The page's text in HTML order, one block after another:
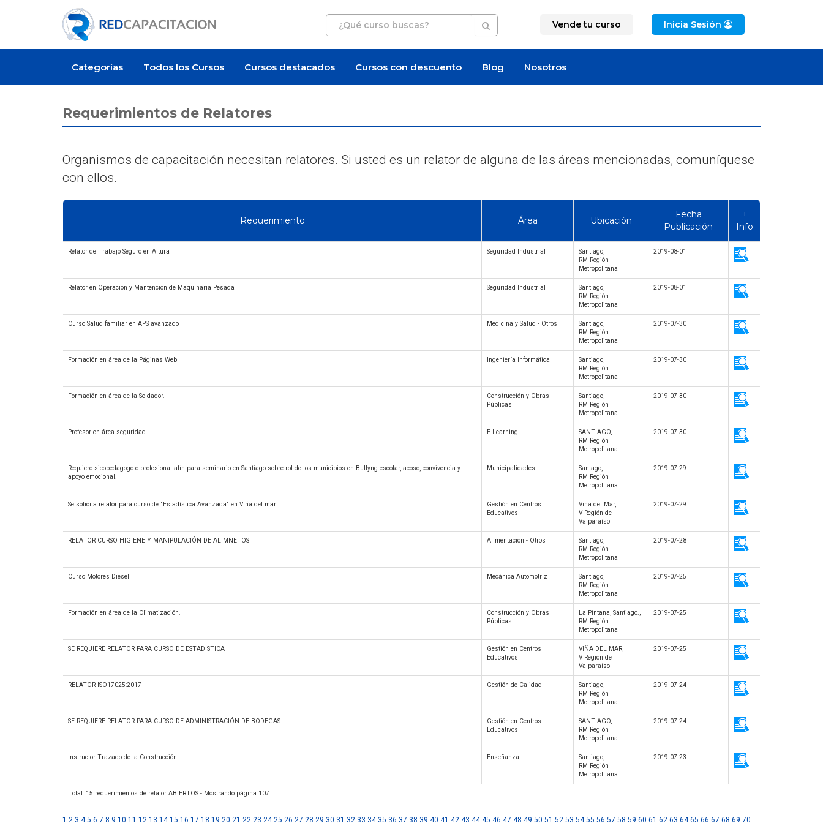
Vende tu curso Inicia Sesión
Categorías Todos los Cursos Cursos destacados Cursos con descuento Blog Nosotros
Requerimientos de Relatores
Organismos de capacitación necesitan relatores. Si usted es un relator de alguna de las áreas mencionadas, comuníquese
con ellos.
Requerimiento Área Ubicación
Fecha
Publicación
+
Info
Relator de Trabajo Seguro en Altura Seguridad Industrial
Santiago,
RM Región
Metropolitana
2019-08-01
Relator en Operación y Mantención de Maquinaria Pesada Seguridad Industrial
Santiago,
RM Región
Metropolitana
2019-08-01
Curso Salud familiar en APS avanzado Medicina y Salud - Otros
Santiago,
RM Región
Metropolitana
2019-07-30
Formación en área de la Páginas Web Ingeniería Informática
Santiago,
RM Región
Metropolitana
2019-07-30
Formación en área de la Soldador.
Construcción y Obras
Públicas
Santiago,
RM Región
Metropolitana
2019-07-30
Profesor en área seguridad E-Learning
SANTIAGO,
RM Región
Metropolitana
2019-07-30
Requiero sicopedagogo o profesional afin para seminario en Santiago sobre rol de los municipios en Bullyng escolar, acoso, convivencia y
apoyo emocional.
Municipalidades
Santago,
RM Región
Metropolitana
2019-07-29
Se solicita relator para curso de "Estadística Avanzada" en Viña del mar
Gestión en Centros
Educativos
Viña del Mar,
V Región de
Valparaíso
2019-07-29
RELATOR CURSO HIGIENE Y MANIPULACIÓN DE ALIMNETOS Alimentación - Otros
Santiago,
RM Región
Metropolitana
2019-07-28
Curso Motores Diesel Mecánica Automotriz
Santiago,
RM Región
Metropolitana
2019-07-25
Formación en área de la Climatización.
Construcción y Obras
Públicas
La Pintana, Santiago.,
RM Región
Metropolitana
2019-07-25
SE REQUIERE RELATOR PARA CURSO DE ESTADÍSTICA
Gestión en Centros
Educativos
VIÑA DEL MAR,
V Región de
Valparaíso
2019-07-25
RELATOR ISO17025:2017 Gestión de Calidad
Santiago,
RM Región
Metropolitana
2019-07-24
SE REQUIERE RELATOR PARA CURSO DE ADMINISTRACIÓN DE BODEGAS
Gestión en Centros
Educativos
SANTIAGO,
RM Región
Metropolitana
2019-07-24
Instructor Trazado de la Construcción Enseñanza
Santiago,
RM Región
Metropolitana
2019-07-23
Total: 15 requerimientos de relator ABIERTOS - Mostrando página 107
1 2 3 4 5 6 7 8 9 10 11 12 13 14 15 16 17 18 19 20 21 22 23 24 25 26 27 28 29 30 31 32 33 34 35 36 37 38 39 40 41 42 43 44 45 46 47 48 49 50 51 52 53 54 55 56 57 58 59 60 61 62 63 64 65 66 67 68 69 70